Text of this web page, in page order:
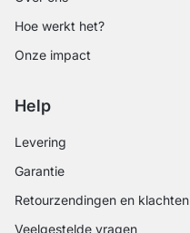
Hoe werkt het?
Onze impact
Help
Levering
Garantie
Retourzendingen en klachten
Veelgestelde vragen